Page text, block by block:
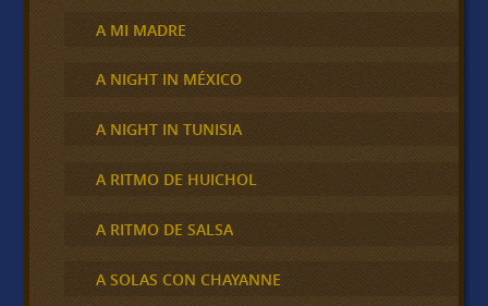
A MI MADRE
A NIGHT IN MÉXICO
A NIGHT IN TUNISIA
A RITMO DE HUICHOL
A RITMO DE SALSA
A SOLAS CON CHAYANNE